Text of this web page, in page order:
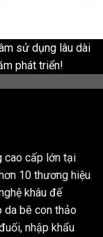
sử dụng lâu dài
phát triển!
cao cấp lớn tại
10 thương hiệu
khâu đế
da bê con thảo
nhập khẩu